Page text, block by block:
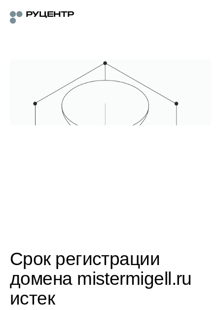
Срок регистрации
домена mistermigell.ru
истек